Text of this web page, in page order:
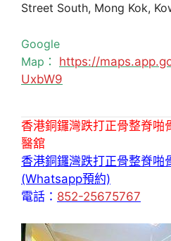
Street South, Mong Kok,
Google
Map： https://
UxbW9
香港銅鑼灣跌打正骨整脊啪
醫舘
香港銅鑼灣跌打正骨整脊啪
(Whatsapp預約)
電話： 852-25675767